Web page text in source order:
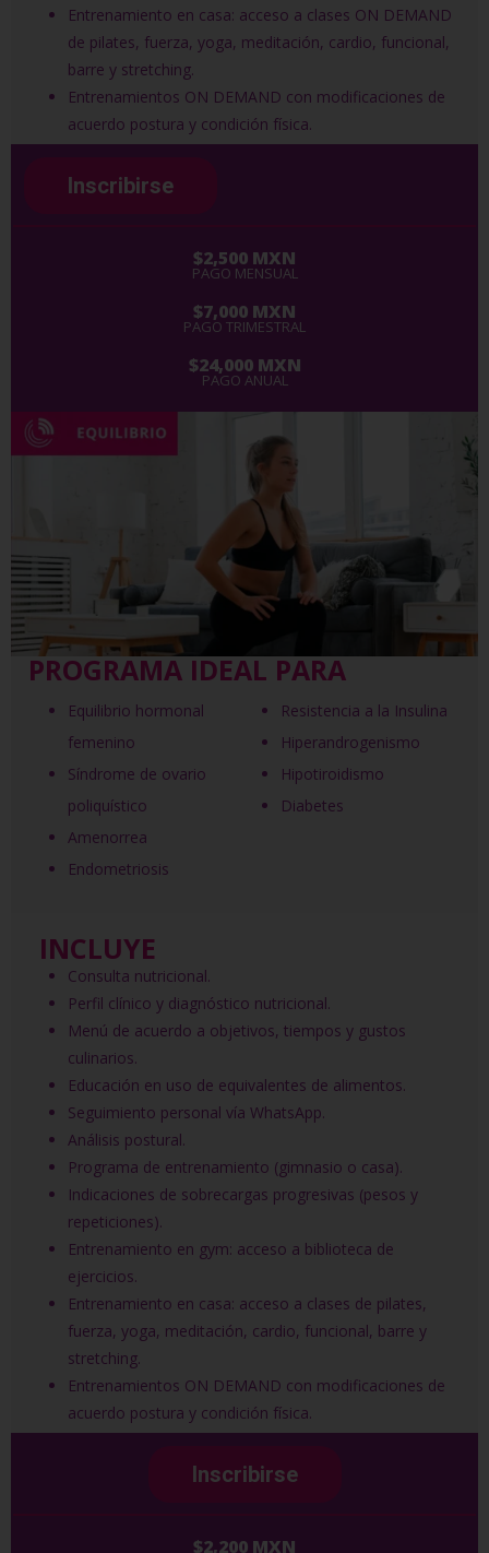
Entrenamiento en casa: acceso a clases ON DEMAND
de pilates, fuerza, yoga, meditación, cardio, funcional,
barre y stretching.
Entrenamientos ON DEMAND con modificaciones de
acuerdo postura y condición física.
Inscribirse
$2,500 MXN
PAGO MENSUAL
$7,000 MXN
PAGO TRIMESTRAL
$24,000 MXN
PAGO ANUAL
PROGRAMA IDEAL PARA
Equilibrio hormonal
femenino
Síndrome de ovario
poliquístico
Amenorrea
Endometriosis
Resistencia a la Insulina
Hiperandrogenismo
Hipotiroidismo
Diabetes
INCLUYE
Consulta nutricional.
Perfil clínico y diagnóstico nutricional.
Menú de acuerdo a objetivos, tiempos y gustos
culinarios.
Educación en uso de equivalentes de alimentos.
Seguimiento personal vía WhatsApp.
Análisis postural.
Programa de entrenamiento (gimnasio o casa).
Indicaciones de sobrecargas progresivas (pesos y
repeticiones).
Entrenamiento en gym: acceso a biblioteca de
ejercicios.
Entrenamiento en casa: acceso a clases de pilates,
fuerza, yoga, meditación, cardio, funcional, barre y
stretching.
Entrenamientos ON DEMAND con modificaciones de
acuerdo postura y condición física.
Inscribirse
$2,200 MXN